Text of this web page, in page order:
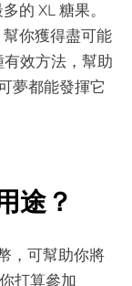
的 XL 糖果。
你獲得盡可能
有效方法，幫助
夢都能發揮它
途？
，可幫助你將
打算參加